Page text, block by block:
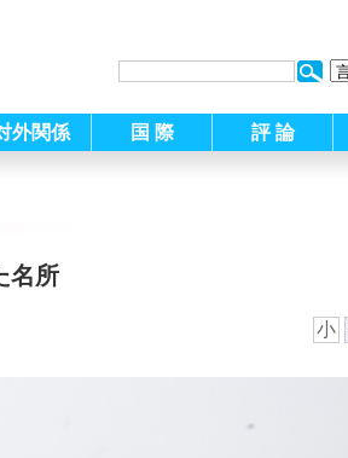
外関係 国 際 評 論
名所
小